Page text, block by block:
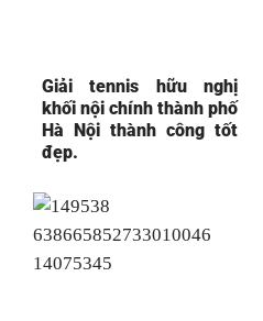
Giải tennis hữu nghị
khối nội chính thành phố
Hà Nội thành công tốt
đẹp.